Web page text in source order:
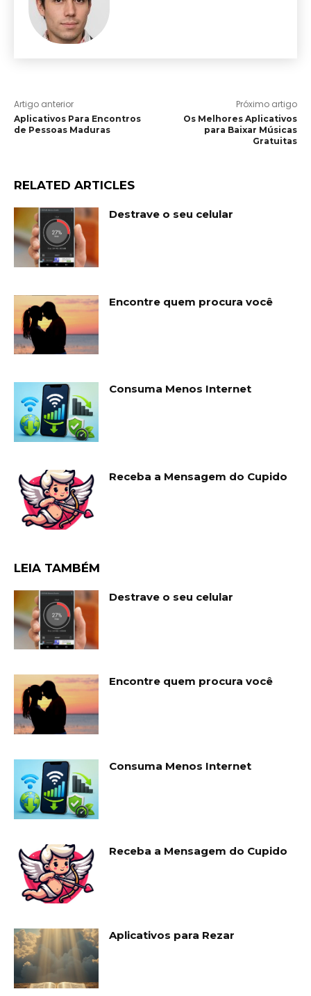
Artigo anterior
Aplicativos Para Encontros
de Pessoas Maduras
Próximo artigo
Os Melhores Aplicativos
para Baixar Músicas
Gratuitas
RELATED ARTICLES
Destrave o seu celular
Encontre quem procura você
Consuma Menos Internet
Receba a Mensagem do Cupido
LEIA TAMBÉM
Destrave o seu celular
Encontre quem procura você
Consuma Menos Internet
Receba a Mensagem do Cupido
Aplicativos para Rezar